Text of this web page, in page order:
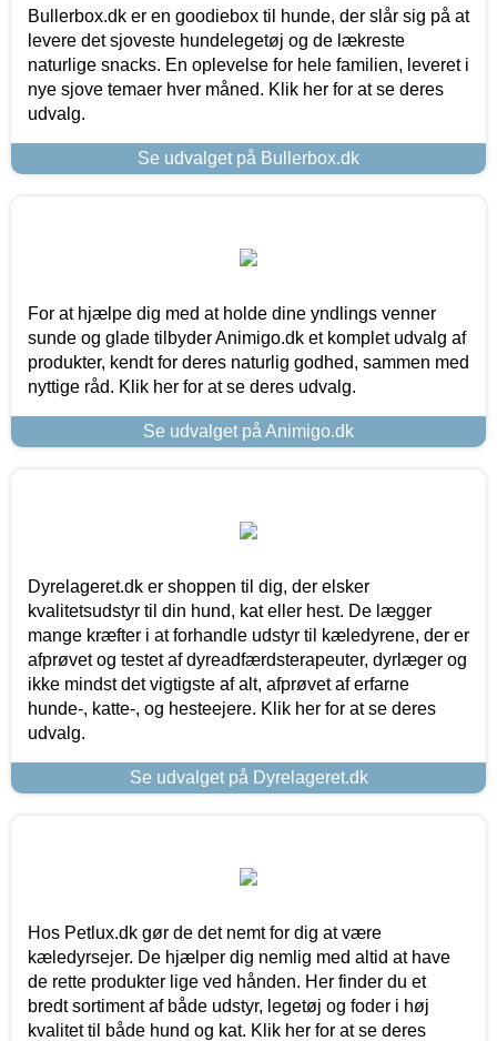
Bullerbox.dk er en goodiebox til hunde, der slår sig på at
levere det sjoveste hundelegetøj og de lækreste
naturlige snacks. En oplevelse for hele familien, leveret i
nye sjove temaer hver måned. Klik her for at se deres
udvalg.
Se udvalget på Bullerbox.dk
For at hjælpe dig med at holde dine yndlings venner
sunde og glade tilbyder Animigo.dk et komplet udvalg af
produkter, kendt for deres naturlig godhed, sammen med
nyttige råd. Klik her for at se deres udvalg.
Se udvalget på Animigo.dk
Dyrelageret.dk er shoppen til dig, der elsker
kvalitetsudstyr til din hund, kat eller hest. De lægger
mange kræfter i at forhandle udstyr til kæledyrene, der er
afprøvet og testet af dyreadfærdsterapeuter, dyrlæger og
ikke mindst det vigtigste af alt, afprøvet af erfarne
hunde-, katte-, og hesteejere. Klik her for at se deres
udvalg.
Se udvalget på Dyrelageret.dk
Hos Petlux.dk gør de det nemt for dig at være
kæledyrsejer. De hjælper dig nemlig med altid at have
de rette produkter lige ved hånden. Her finder du et
bredt sortiment af både udstyr, legetøj og foder i høj
kvalitet til både hund og kat. Klik her for at se deres